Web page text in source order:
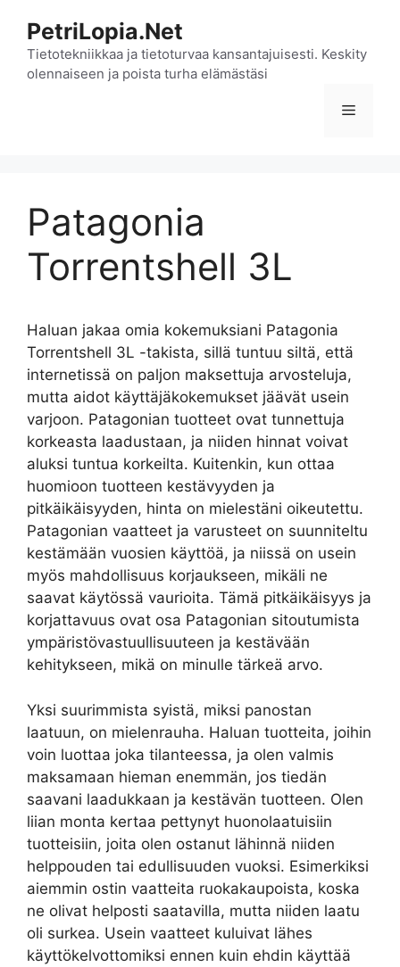
sisältöön
PetriLopia.Net
Tietotekniikkaa ja tietoturvaa kansantajuisesti. Keskity
olennaiseen ja poista turha elämästäsi
Valikko
Patagonia
Torrentshell 3L
Haluan jakaa omia kokemuksiani Patagonia
Torrentshell 3L -takista, sillä tuntuu siltä, että
internetissä on paljon maksettuja arvosteluja,
mutta aidot käyttäjäkokemukset jäävät usein
varjoon. Patagonian tuotteet ovat tunnettuja
korkeasta laadustaan, ja niiden hinnat voivat
aluksi tuntua korkeilta. Kuitenkin, kun ottaa
huomioon tuotteen kestävyyden ja
pitkäikäisyyden, hinta on mielestäni oikeutettu.
Patagonian vaatteet ja varusteet on suunniteltu
kestämään vuosien käyttöä, ja niissä on usein
myös mahdollisuus korjaukseen, mikäli ne
saavat käytössä vaurioita. Tämä pitkäikäisyys ja
korjattavuus ovat osa Patagonian sitoutumista
ympäristövastuullisuuteen ja kestävään
kehitykseen, mikä on minulle tärkeä arvo.
Yksi suurimmista syistä, miksi panostan
laatuun, on mielenrauha. Haluan tuotteita, joihin
voin luottaa joka tilanteessa, ja olen valmis
maksamaan hieman enemmän, jos tiedän
saavani laadukkaan ja kestävän tuotteen. Olen
liian monta kertaa pettynyt huonolaatuisiin
tuotteisiin, joita olen ostanut lähinnä niiden
helppouden tai edullisuuden vuoksi. Esimerkiksi
aiemmin ostin vaatteita ruokakaupoista, koska
ne olivat helposti saatavilla, mutta niiden laatu
oli surkea. Usein vaatteet kuluivat lähes
käyttökelvottomiksi ennen kuin ehdin käyttää